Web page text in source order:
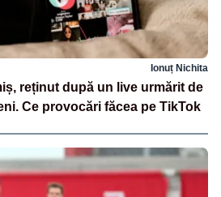
Ionuț Nichita
reținut după un live urmărit de
Ce provocări făcea pe TikTok